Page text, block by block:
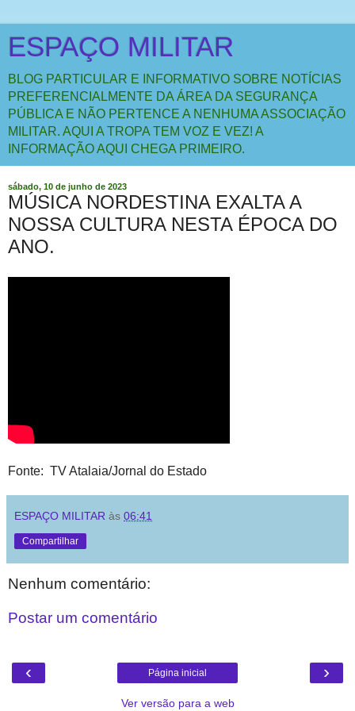
ESPAÇO MILITAR
BLOG PARTICULAR E INFORMATIVO SOBRE NOTÍCIAS
PREFERENCIALMENTE DA ÁREA DA SEGURANÇA
PÚBLICA E NÃO PERTENCE A NENHUMA ASSOCIAÇÃO
MILITAR. AQUI A TROPA TEM VOZ E VEZ! A
INFORMAÇÃO AQUI CHEGA PRIMEIRO.
sábado, 10 de junho de 2023
MÚSICA NORDESTINA EXALTA A
NOSSA CULTURA NESTA ÉPOCA DO
ANO.
Fonte: TV Atalaia/Jornal do Estado
ESPAÇO MILITAR às 06:41
Compartilhar
Nenhum comentário:
Postar um comentário
‹ ›
Página inicial
Ver versão para a web